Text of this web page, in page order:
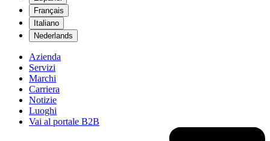
Français
Italiano
Nederlands
Azienda
Servizi
Marchi
Carriera
Notizie
Luoghi
Vai al portale B2B